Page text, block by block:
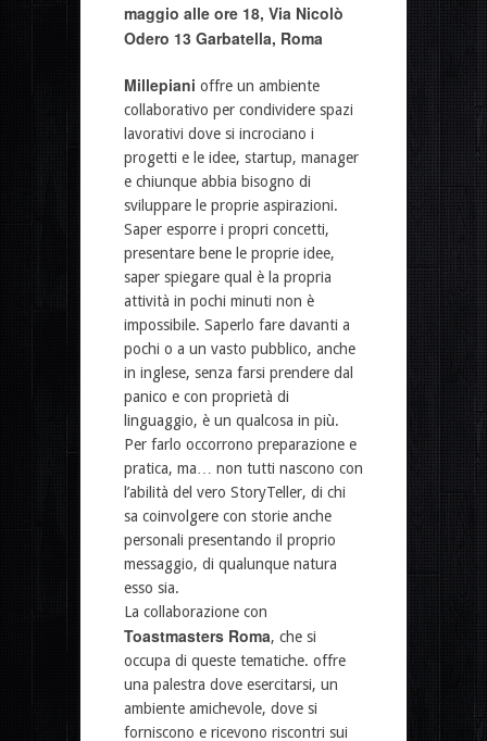
maggio alle ore 18, Via Nicolò
Odero 13 Garbatella, Roma
Millepiani offre un ambiente
collaborativo per condividere spazi
lavorativi dove si incrociano i
progetti e le idee, startup, manager
e chiunque abbia bisogno di
sviluppare le proprie aspirazioni.
Saper esporre i propri concetti,
presentare bene le proprie idee,
saper spiegare qual è la propria
attività in pochi minuti non è
impossibile. Saperlo fare davanti a
pochi o a un vasto pubblico, anche
in inglese, senza farsi prendere dal
panico e con proprietà di
linguaggio, è un qualcosa in più.
Per farlo occorrono preparazione e
pratica, ma… non tutti nascono con
l’abilità del vero StoryTeller, di chi
sa coinvolgere con storie anche
personali presentando il proprio
messaggio, di qualunque natura
esso sia.
La collaborazione con
Toastmasters Roma, che si
occupa di queste tematiche. offre
una palestra dove esercitarsi, un
ambiente amichevole, dove si
forniscono e ricevono riscontri sui